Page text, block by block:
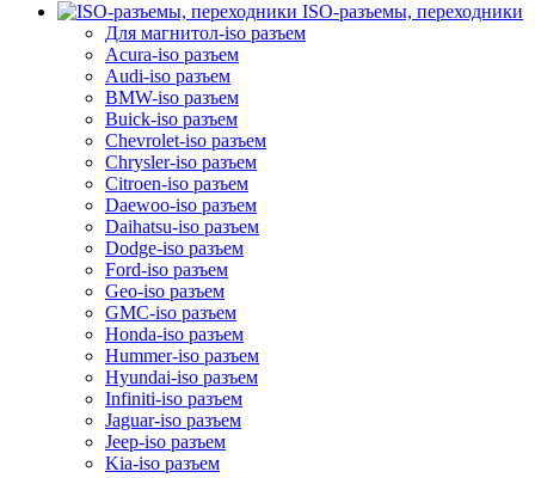
ISO-разъемы, переходники
Для магнитол-iso разъем
Acura-iso разъем
Audi-iso разъем
BMW-iso разъем
Buick-iso разъем
Chevrolet-iso разъем
Chrysler-iso разъем
Citroen-iso разъем
Daewoo-iso разъем
Daihatsu-iso разъем
Dodge-iso разъем
Ford-iso разъем
Geo-iso разъем
GMC-iso разъем
Honda-iso разъем
Hummer-iso разъем
Hyundai-iso разъем
Infiniti-iso разъем
Jaguar-iso разъем
Jeep-iso разъем
Kia-iso разъем